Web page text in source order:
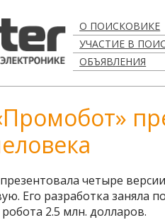
О ПОИСКОВИКЕ
УЧАСТИЕ В
ОБЪЯВЛЕНИЯ
четыре
Его разработка заняла
2.5 млн. долларов.